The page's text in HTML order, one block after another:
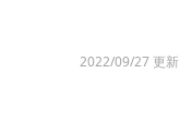
2022/09/27 更新